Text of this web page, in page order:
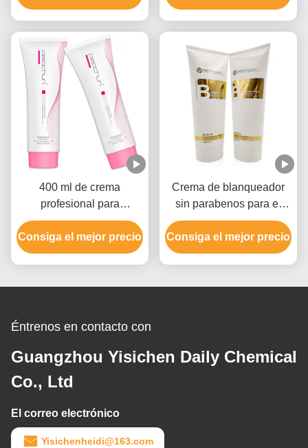
Aprobada por GMPC
400 ml de crema
profesional para
blanquear el cabello para
hombres y mujeres hasta
9 niveles
Consiga el mejor precio
Crema de blanqueador
sin parabenos para el
color del cabello con
hidróxido de amonio
Consiga el mejor precio
Éntrenos en contacto con
Guangzhou Yisichen Daily Chemical
Co., Ltd
El correo electrónico
Yisichenheidi@163.com